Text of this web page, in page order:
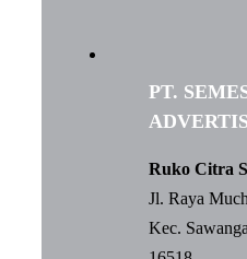
PT.
Ruko Citra
Jl. Raya
Kec.